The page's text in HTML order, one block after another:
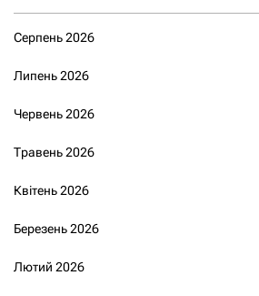
Серпень 2026
Липень 2026
Червень 2026
Травень 2026
Квітень 2026
Березень 2026
Лютий 2026